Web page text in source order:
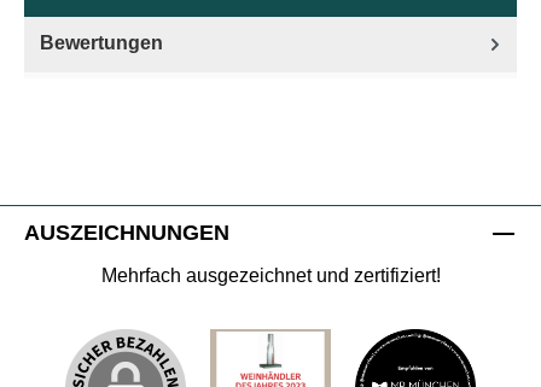
Bewertungen
AUSZEICHNUNGEN
Mehrfach ausgezeichnet und zertifiziert!